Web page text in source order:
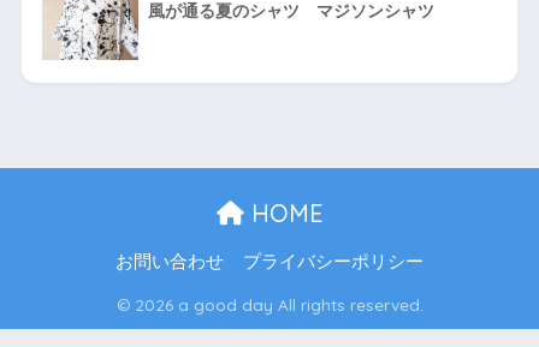
風が通る夏のシャツ マジソンシャツ
HOME
お問い合わせ プライバシーポリシー
© 2026 a good day All rights reserved.